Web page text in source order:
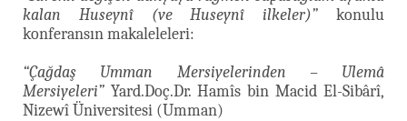
kalan Huseynî (ve Huseynî ilkeler)” konulu
konferansın makaleleleri:
“Çağdaş Umman Mersiyelerinden – Ulemâ
Mersiyeleri” Yard.Doç.Dr. Hamîs bin Macid El-Sibârî,
Nizewî Üniversitesi (Umman)